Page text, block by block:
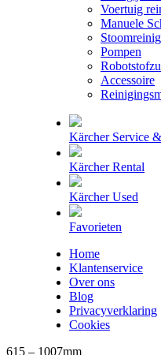
Voertuig
Manuele
Pompen
Accessoire
Kärcher Service
Kärcher Rental
Kärcher Used
Favorieten
Home
Klantenservice
Over ons
Blog
Privacyverklaring
Cookies
615 – 1007mm